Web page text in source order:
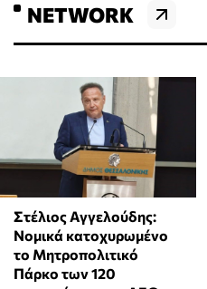
NETWORK
Στέλιος Αγγελούδης:
Νομικά κατοχυρωμένο
το Μητροπολιτικό
Πάρκο των 120